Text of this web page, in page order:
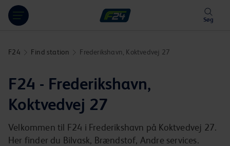
Hoppa över länk
Søg
F24 Find station Frederikshavn, Koktvedvej 27
F24 - Frederikshavn,
Koktvedvej 27
Velkommen til F24 i Frederikshavn på Koktvedvej 27.
Her finder du Bilvask, Brændstof, Andre services.